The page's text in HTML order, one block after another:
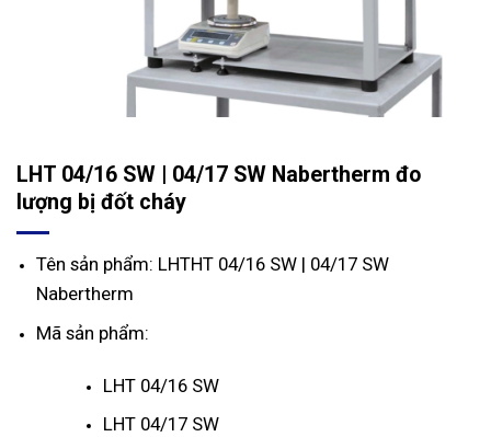
LHT 04/16 SW | 04/17 SW Nabertherm đo
lượng bị đốt cháy
Tên sản phẩm: LHTHT 04/16 SW | 04/17 SW
Nabertherm
Mã sản phẩm:
LHT 04/16 SW
LHT 04/17 SW